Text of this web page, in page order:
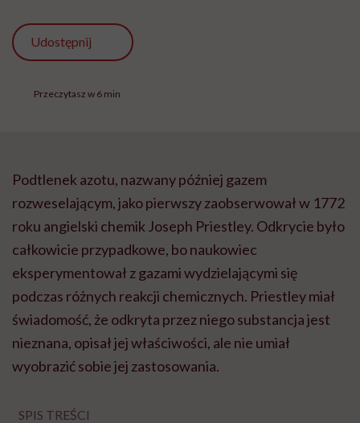
Udostępnij
Przeczytasz w 6 min
Podtlenek azotu, nazwany później gazem
rozweselającym, jako pierwszy zaobserwował w 1772
roku angielski chemik Joseph Priestley. Odkrycie było
całkowicie przypadkowe, bo naukowiec
eksperymentował z gazami wydzielającymi się
podczas różnych reakcji chemicznych. Priestley miał
świadomość, że odkryta przez niego substancja jest
nieznana, opisał jej właściwości, ale nie umiał
wyobrazić sobie jej zastosowania.
SPIS TREŚCI